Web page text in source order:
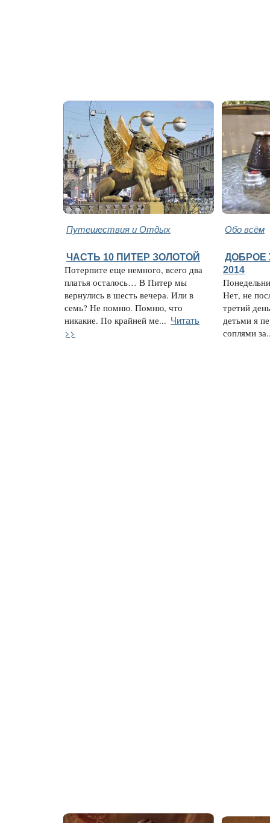
Путешествия и Отдых Обо всём
ЧАСТЬ 10 ПИТЕР ЗОЛОТОЙ
Потерпите еще немного, всего два
платья осталось… В Питер мы
вернулись в шесть вечера. Или в
семь? Не помню. Помню, что
никакие. По крайней ме... Читать
>>
ДОБРОЕ
2014
Нет, не
третий
детьми я
соплями